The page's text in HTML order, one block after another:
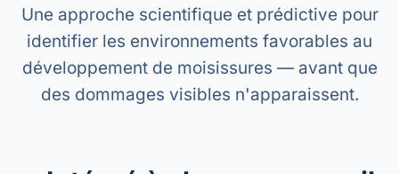
Une approche scientifique et prédictive pour
identifier les environnements favorables au
développement de moisissures — avant que
des dommages visibles n'apparaissent.